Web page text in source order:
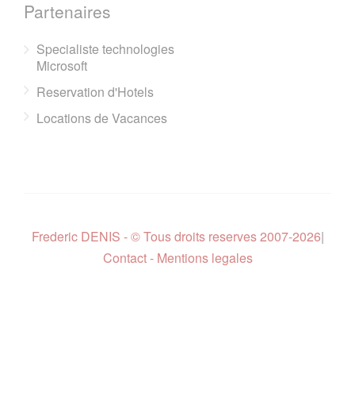
Partenaires
Specialiste technologies
Microsoft
Reservation d'Hotels
Locations de Vacances
Frederic DENIS - © Tous droits reserves 2007-2026|
Contact - Mentions legales